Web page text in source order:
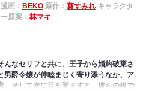
漫画： BEKO原作： 葵すみれキャラクタ
ー原案： 林マキ
んなセリフと共に、王子から婚約破棄さ
男爵令嬢が仲睦まじく寄り添うなか、ア
。そして次に目を覚ますと、彼らの娘で